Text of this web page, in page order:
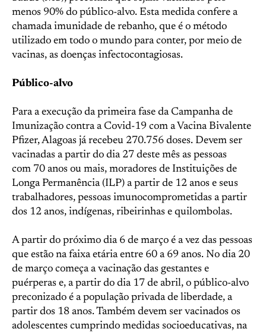
menos 90% do público-alvo. Esta medida confere a
chamada imunidade de rebanho, que é o método
utilizado em todo o mundo para conter, por meio de
vacinas, as doenças infectocontagiosas.
Público-alvo
Para a execução da primeira fase da Campanha de
Imunização contra a Covid-19 com a Vacina Bivalente
Pfizer, Alagoas já recebeu 270.756 doses. Devem ser
vacinadas a partir do dia 27 deste mês as pessoas
com 70 anos ou mais, moradores de Instituições de
Longa Permanência (ILP) a partir de 12 anos e seus
trabalhadores, pessoas imunocomprometidas a partir
dos 12 anos, indígenas, ribeirinhas e quilombolas.
A partir do próximo dia 6 de março é a vez das pessoas
que estão na faixa etária entre 60 a 69 anos. No dia 20
de março começa a vacinação das gestantes e
puérperas e, a partir do dia 17 de abril, o público-alvo
preconizado é a população privada de liberdade, a
partir dos 18 anos. Também devem ser vacinados os
adolescentes cumprindo medidas socioeducativas, na